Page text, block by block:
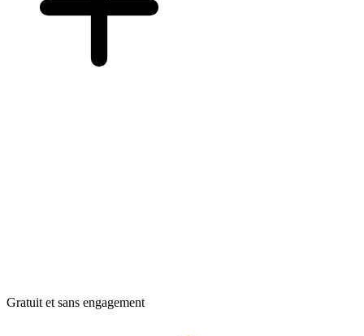
Gratuit et sans engagement